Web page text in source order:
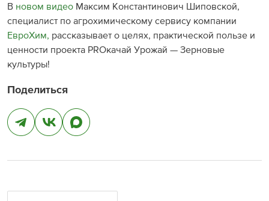
В новом видео Максим Константинович Шиповской,
специалист по агрохимическому сервису компании
ЕвроХим, рассказывает о целях, практической пользе и
ценности проекта PROкачай Урожай — Зерновые
культуры!
Поделиться